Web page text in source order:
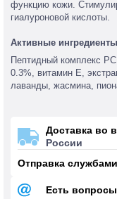
функцию кожи.
гиалуроновой кислоты.
Активные ингредиенты
Пептидный комплекс
0.3%, витамин Е,
лаванды, жасмина,
Доставка во
России
Отправка службами
Есть